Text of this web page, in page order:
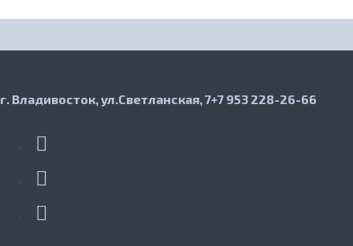
г. Владивосток, ул.Светланская, 7+7 953 228-26-66